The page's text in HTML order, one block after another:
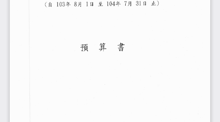
(自1U3年
8月 1日至 1U4年7月31日jL)
預 算 書